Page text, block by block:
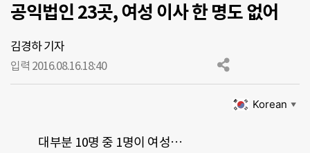
공익법인 23곳, 여성 이사 한 명도 없어
김경하 기자
입력 2016.08.16.18:40
Korean ▼
대부분 10명 중 1명이 여성…